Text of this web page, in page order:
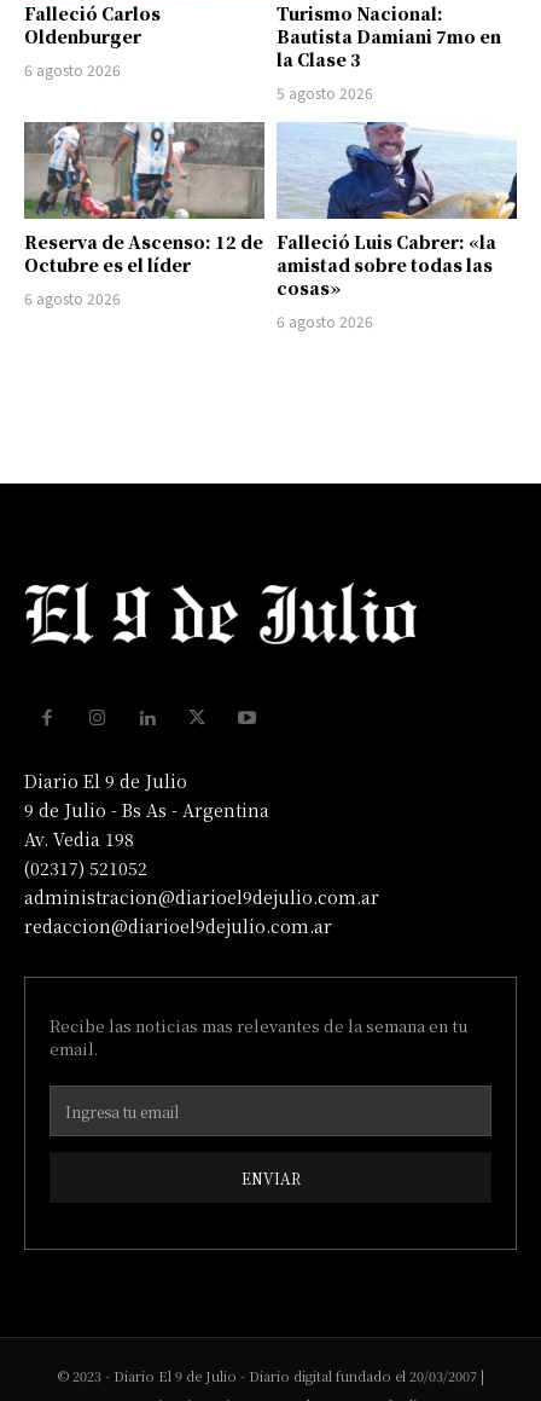
Falleció Carlos
Oldenburger
6 agosto 2026
Turismo Nacional:
Bautista Damiani 7mo en
la Clase 3
5 agosto 2026
Reserva de Ascenso: 12 de
Octubre es el líder
6 agosto 2026
Falleció Luis Cabrer: «la
amistad sobre todas las
cosas»
6 agosto 2026
Diario El 9 de Julio
9 de Julio - Bs As - Argentina
Av. Vedia 198
(02317) 521052
administracion@diarioel9dejulio.com.ar
redaccion@diarioel9dejulio.com.ar
Recibe las noticias mas relevantes de la semana en tu
email.
ENVIAR
© 2023 - Diario El 9 de Julio - Diario digital fundado el 20/03/2007 |